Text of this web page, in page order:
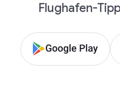
Flughafen-